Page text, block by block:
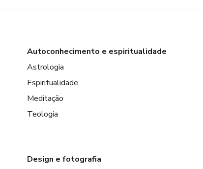
Autoconhecimento e espiritualidade
Astrologia
Espiritualidade
Meditação
Teologia
Design e fotografia